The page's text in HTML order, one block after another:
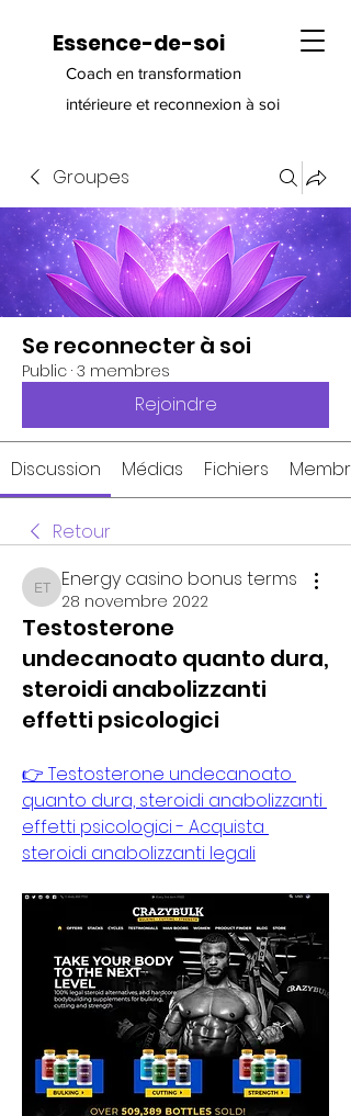
Essence-de-soi
Coach en transformation
intérieure et reconnexion à soi
Groupes
Se reconnecter à soi
Public · 3 membres
Rejoindre
Discussion Médias Fichiers
Retour
Energy casino bonus terms
Energy casino bonus terms
28 novembre 2022
Testosterone
undecanoato quanto dura,
steroidi anabolizzanti
effetti psicologici
👉 Testosterone undecanoato
quanto dura, steroidi anabolizzanti
effetti psicologici - Acquista
steroidi anabolizzanti legali